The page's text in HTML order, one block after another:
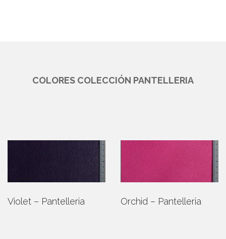
COLORES COLECCIÓN PANTELLERIA
Violet – Pantelleria Orchid – Pantelleria